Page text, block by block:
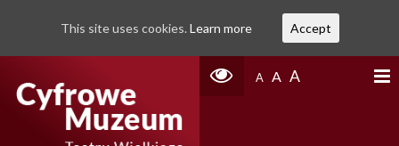
A A A
This site uses cookies. Learn more Accept